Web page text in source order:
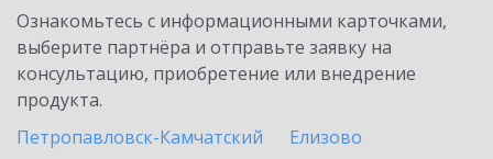
Ознакомьтесь с информационными карточками,
выберите партнёра и отправьте заявку на
консультацию, приобретение или внедрение
продукта.
Петропавловск-Камчатский
Елизово